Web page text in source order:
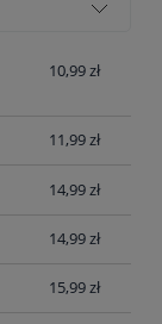
10,99 zł
11,99 zł
14,99 zł
14,99 zł
15,99 zł